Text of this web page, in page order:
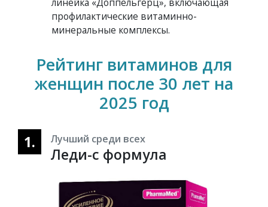
профилактические витаминно-
минеральные комплексы.
Рейтинг витаминов для
женщин после 30 лет на
2025 год
1. Лучший среди всех
Леди-с формула